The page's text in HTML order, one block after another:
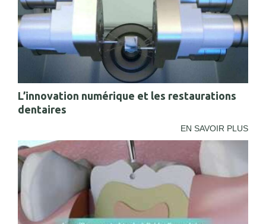
L’innovation numérique et les restaurations
dentaires
EN SAVOIR PLUS